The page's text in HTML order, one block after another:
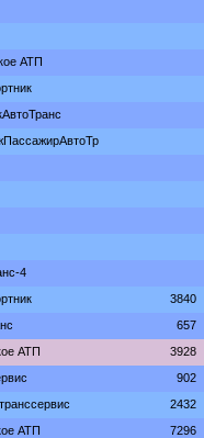
АТП
4
3840
657
АТП 3928
902
2432
АТП 7296